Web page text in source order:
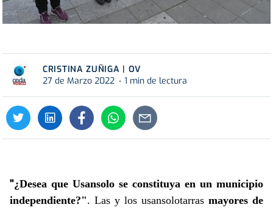
CRISTINA ZUÑIGA | OV
27 de Marzo 2022
1 min de lectura
"¿Desea que Usansolo se constituya en un municipio
independiente?". Las y los usansolotarras mayores de